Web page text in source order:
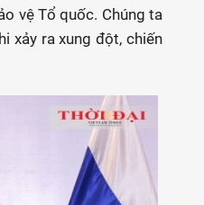
vệ Tổ quốc. Chúng ta
xảy ra xung đột, chiến